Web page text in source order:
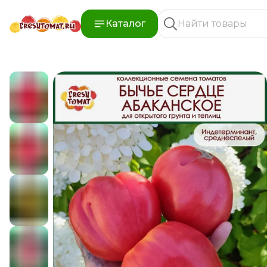
Каталог